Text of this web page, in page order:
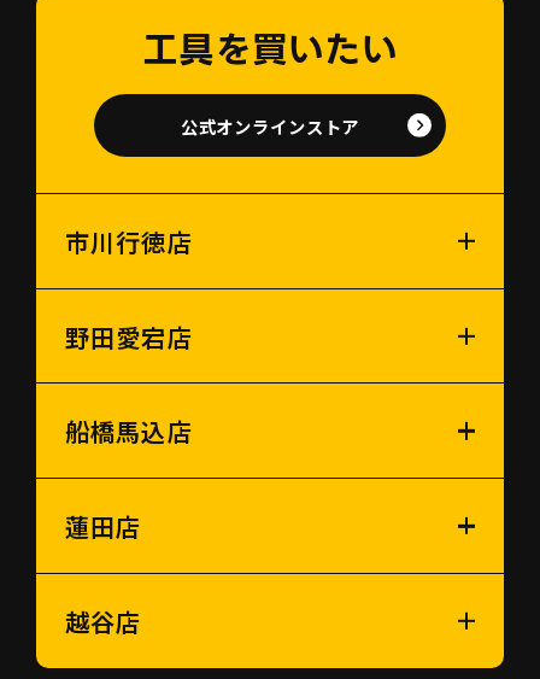
工具を買いたい
公式オンラインストア
市川行徳店
野田愛宕店
船橋馬込店
蓮田店
越谷店